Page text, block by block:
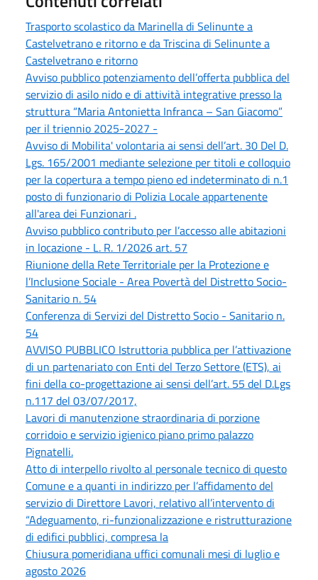
Trasporto scolastico da Marinella di Selinunte a
Castelvetrano e ritorno e da Triscina di Selinunte a
Castelvetrano e ritorno
Avviso pubblico potenziamento dell’offerta pubblica del
servizio di asilo nido e di attività integrative presso la
struttura “Maria Antonietta Infranca – San Giacomo”
per il triennio 2025-2027 -
Avviso di Mobilita' volontaria ai sensi dell’art. 30 Del D.
Lgs. 165/2001 mediante selezione per titoli e colloquio
per la copertura a tempo pieno ed indeterminato di n.1
posto di funzionario di Polizia Locale appartenente
all'area dei Funzionari .
Avviso pubblico contributo per l’accesso alle abitazioni
in locazione - L. R. 1/2026 art. 57
Riunione della Rete Territoriale per la Protezione e
l’Inclusione Sociale - Area Povertà del Distretto Socio-
Sanitario n. 54
Conferenza di Servizi del Distretto Socio - Sanitario n.
54
AVVISO PUBBLICO Istruttoria pubblica per l’attivazione
di un partenariato con Enti del Terzo Settore (ETS), ai
fini della co-progettazione ai sensi dell’art. 55 del D.Lgs
n.117 del 03/07/2017,
Lavori di manutenzione straordinaria di porzione
corridoio e servizio igienico piano primo palazzo
Pignatelli.
Atto di interpello rivolto al personale tecnico di questo
Comune e a quanti in indirizzo per l’affidamento del
servizio di Direttore Lavori, relativo all’intervento di
“Adeguamento, ri-funzionalizzazione e ristrutturazione
di edifici pubblici, compresa la
Chiusura pomeridiana uffici comunali mesi di luglio e
agosto 2026